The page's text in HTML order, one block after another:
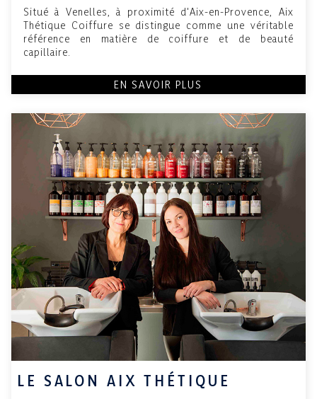
Situé à Venelles, à proximité d'Aix-en-Provence, Aix
Thétique Coiffure se distingue comme une véritable
référence en matière de coiffure et de beauté
capillaire.
EN SAVOIR PLUS
LE SALON AIX THÉTIQUE